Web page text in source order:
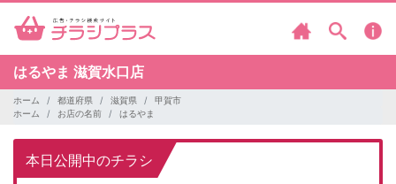
はるやま 滋賀水口店
ホーム 都道府県 滋賀県
甲賀市
ホーム
お店の名前 はるやま
本日公開中のチラシ